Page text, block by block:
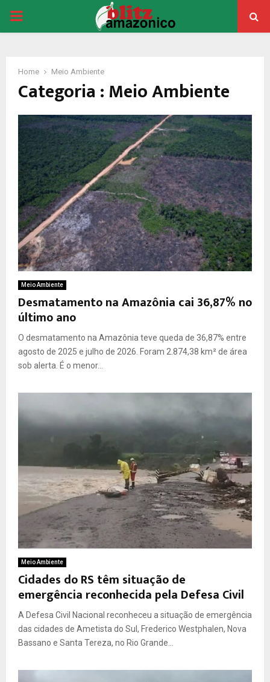
PRIMARY
Home Meio Ambiente
Categoria : Meio Ambiente
Meio Ambiente
Desmatamento na Amazônia cai 36,87% no
último ano
O desmatamento na Amazônia teve queda de 36,87% entre
agosto de 2025 e julho de 2026. Foram 2.874,38 km² de área
sob alerta. É o menor...
Meio Ambiente
Cidades do RS têm situação de
emergência reconhecida pela Defesa Civil
A Defesa Civil Nacional reconheceu a situação de emergência
das cidades de Ametista do Sul, Frederico Westphalen, Nova
Bassano e Santa Tereza, no Rio Grande...